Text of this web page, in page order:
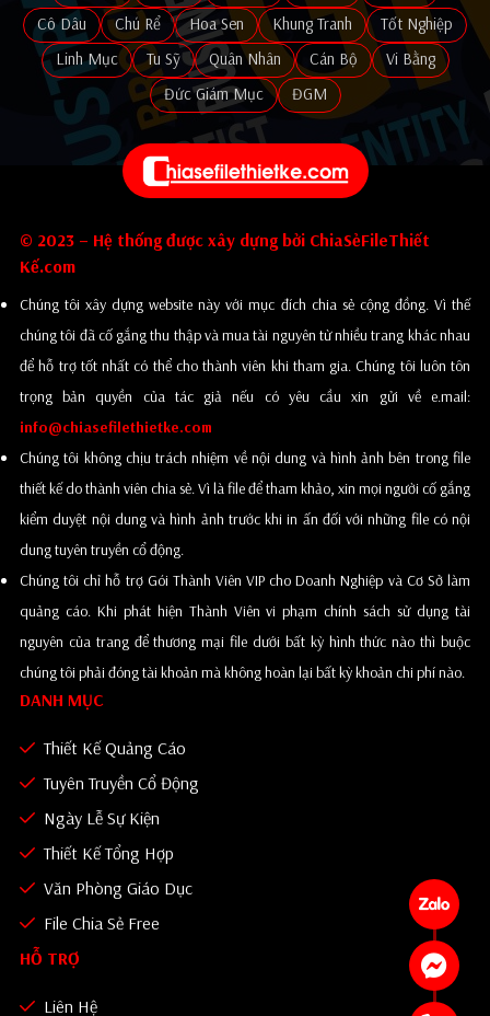
Cô Dâu
Chú Rể Hoa Sen Khung Tranh
Tốt Nghiệp
Linh Mục
Tu Sỹ Quân Nhân Cán Bộ
Vi Bằng
Đức Giám Mục
ĐGM
© 2023 – Hệ thống được xây dựng bởi ChiaSẻFileThiết
Kế.com
Chúng tôi xây dựng website này với mục đích chia sẻ cộng đồng. Vì thế
chúng tôi đã cố gắng thu thập và mua tài nguyên từ nhiều trang khác nhau
để hỗ trợ tốt nhất có thể cho thành viên khi tham gia. Chúng tôi luôn tôn
trọng bản quyền của tác giả nếu có yêu cầu xin gửi về e.mail:
info@chiasefilethietke.com
Chúng tôi không chịu trách nhiệm về nội dung và hình ảnh bên trong file
thiết kế do thành viên chia sẻ. Vì là file để tham khảo, xin mọi người cố gắng
kiểm duyệt nội dung và hình ảnh trước khi in ấn đối với những file có nội
dung tuyên truyền cổ động.
Chúng tôi chỉ hỗ trợ Gói Thành Viên VIP cho Doanh Nghiệp và Cơ Sở làm
quảng cáo. Khi phát hiện Thành Viên vi phạm chính sách sử dụng tài
nguyên của trang để thương mại file dưới bất kỳ hình thức nào thì buộc
chúng tôi phải đóng tài khoản mà không hoàn lại bất kỳ khoản chi phí nào.
DANH MỤC
Thiết Kế Quảng Cáo
Tuyên Truyền Cổ Động
Ngày Lễ Sự Kiện
Thiết Kế Tổng Hợp
Văn Phòng Giáo Dục
File Chia Sẻ Free
HỖ TRỢ
Liên Hệ